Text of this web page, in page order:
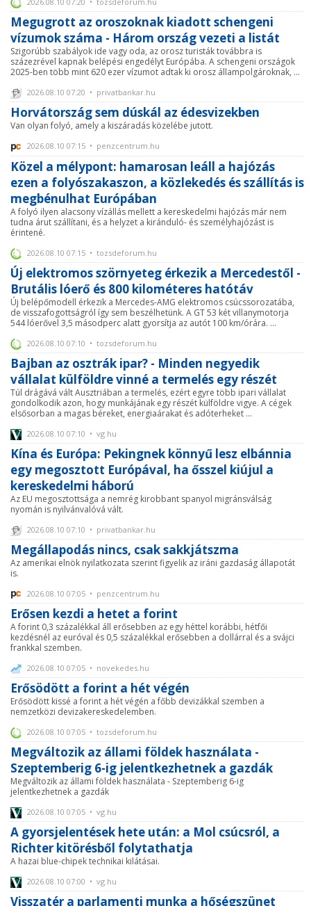
Megugrott az oroszoknak kiadott schengeni
vízumok száma - Három ország vezeti a listát
Szigorúbb szabályok ide vagy oda, az orosz turisták továbbra is
százezrével kapnak belépési engedélyt Európába. A schengeni országok
2025-ben több mint 620 ezer vízumot adtak ki orosz állampolgároknak, ...
2026.08.10 07:20 • privatbankar.hu
Horvátország sem dúskál az édesvizekben
Van olyan folyó, amely a kiszáradás közelébe jutott.
2026.08.10 07:15 • penzcentrum.hu
Közel a mélypont: hamarosan leáll a hajózás
ezen a folyószakaszon, a közlekedés és szállítás is
megbénulhat Európában
A folyó ilyen alacsony vízállás mellett a kereskedelmi hajózás már nem
tudna árut szállítani, és a helyzet a kiránduló- és személyhajózást is
érintené.
2026.08.10 07:15 • tozsdeforum.hu
Új elektromos szörnyeteg érkezik a Mercedestől -
Brutális lóerő és 800 kilométeres hatótáv
Új belépőmodell érkezik a Mercedes-AMG elektromos csúcssorozatába,
de visszafogottságról így sem beszélhetünk. A GT 53 két villanymotorja
544 lóerővel 3,5 másodperc alatt gyorsítja az autót 100 km/órára. ...
2026.08.10 07:10 • tozsdeforum.hu
Bajban az osztrák ipar? - Minden negyedik
vállalat külföldre vinné a termelés egy részét
Túl drágává vált Ausztriában a termelés, ezért egyre több ipari vállalat
gondolkodik azon, hogy munkájának egy részét külföldre vigye. A cégek
elsősorban a magas béreket, energiaárakat és adóterheket ...
2026.08.10 07:10 • vg.hu
Kína és Európa: Pekingnek könnyű lesz elbánnia
egy megosztott Európával, ha ősszel kiújul a
kereskedelmi háború
Az EU megosztottsága a nemrég kirobbant spanyol migránsválság
nyomán is nyilvánvalóvá vált.
2026.08.10 07:10 • privatbankar.hu
Megállapodás nincs, csak sakkjátszma
Az amerikai elnök nyilatkozata szerint figyelik az iráni gazdaság állapotát
is.
2026.08.10 07:05 • penzcentrum.hu
Erősen kezdi a hetet a forint
A forint 0,3 százalékkal áll erősebben az egy héttel korábbi, hétfői
kezdésnél az euróval és 0,5 százalékkal erősebben a dollárral és a svájci
frankkal szemben.
2026.08.10 07:05 • novekedes.hu
Erősödött a forint a hét végén
Erősödött kissé a forint a hét végén a főbb devizákkal szemben a
nemzetközi devizakereskedelemben.
2026.08.10 07:05 • tozsdeforum.hu
Megváltozik az állami földek használata -
Szeptemberig 6-ig jelentkezhetnek a gazdák
Megváltozik az állami földek használata - Szeptemberig 6-ig
jelentkezhetnek a gazdák
2026.08.10 07:05 • vg.hu
A gyorsjelentések hete után: a Mol csúcsról, a
Richter kitörésből folytathatja
A hazai blue-chipek technikai kilátásai.
2026.08.10 07:00 • vg.hu
Visszatér a parlamenti munka a hőségszünet